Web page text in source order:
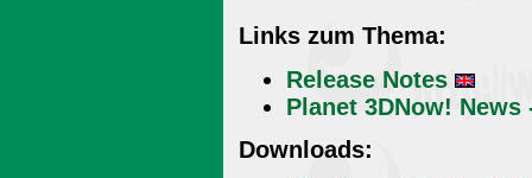
Links zum Thema:
Release Notes
Planet 3DNow!
Downloads: